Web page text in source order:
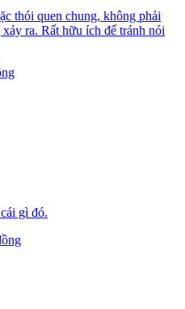
thói quen chung, không phải
ra. Rất hữu ích để tránh nói
gì đó.